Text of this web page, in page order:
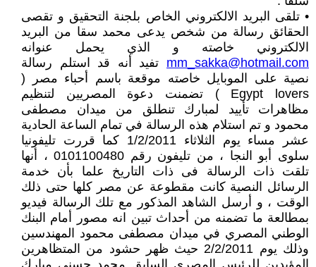
• تلقى البريد الالكتروني الخاص بلجنة التحقيق و تقصى
الحقائق رسالة من شخص يدعى محمد سقا من البريد
الالكتروني خاصته و الذي يحمل عنوانه
mm_sakka@hotmail.com تفيد أنه قد استلم رسالة
نصية على الموبايل خاصته موقعة باسم أحباء مصر (
Egypt lovers ) تضمنت دعوة المصريين لتنظيم
مظاهرات تأييد لمبارك تنطلق من ميدان مصطفى
محمود و تم استلام هذه الرسالة في تمام الساعة الحادية
عشر مساء يوم الثلاثاء 1/2/2011 كما قررت تليفونيا
سلوى أبو النجا ، من تليفون رقم 0101100480 ، أنها
تلقت ذات الرسالة فى ذات التاريخ علما بأن خدمة
الرسائل النصية كانت مقطوعة عن مصر كلها حتى ذلك
الوقت ، و أرسل الشاهد المذكور مع تلك الرسالة فيديو
بمطالعة ما تضمنه من أحداث تبين انه مصور أمام البنك
الوطني المصري في ميدان مصطفى محمود المهندسين
وذلك يوم 2/2/2011 حيث ظهر حشود من المتظاهرين